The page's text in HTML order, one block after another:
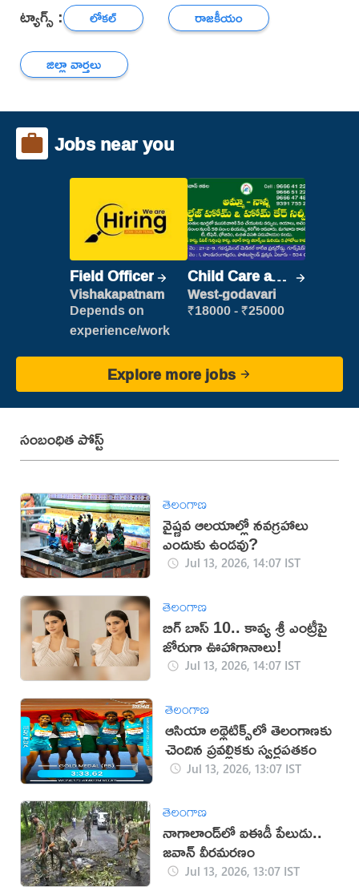
ట్యాగ్స్ : లోకల్
రాజకీయం
జిల్లా వార్తలు
Jobs near you
Field Officer
Vishakapatnam
Depends on
experience/work
Child Care and
Patient care
West-godavari
₹18000 - ₹25000
Explore more jobs
సంబంధిత పోస్ట్
తెలంగాణ
వైష్ణవ ఆలయాల్లో నవగ్రహాలు
ఎందుకు ఉండవు?
Jul 13, 2026, 14:07 IST
తెలంగాణ
బిగ్ బాస్ 10.. కావ్య శ్రీ ఎంట్రీపై
జోరుగా ఊహాగానాలు!
Jul 13, 2026, 14:07 IST
తెలంగాణ
ఆసియా అథ్లెటిక్స్‌లో తెలంగాణకు
చెందిన ప్రవల్లికకు స్వర్ణపతకం
Jul 13, 2026, 13:07 IST
తెలంగాణ
నాగాలాండ్‌లో ఐఈడీ పేలుడు..
జవాన్ వీరమరణం
Jul 13, 2026, 13:07 IST